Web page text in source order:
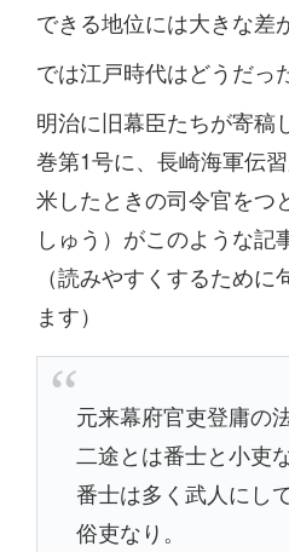
できる地位には大きな差
では江戸時代はどうだっ
明治に旧幕臣たちが寄稿
巻第1号に、長崎海軍伝
米したときの司令官をつ
しゅう）がこのような記
（読みやすくするため
ます）
元来幕府官吏登庸の
二途とは番士と小吏な
番士は多く武人にし
俗吏なり。